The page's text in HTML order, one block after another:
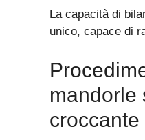
La capacità di
unico, capace di
mandorle